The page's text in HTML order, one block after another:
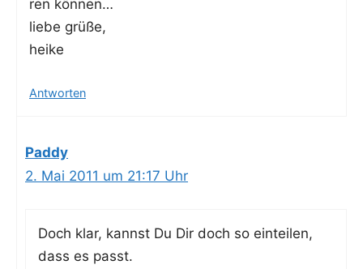
ren können…
lie­be grüße,
heike
Antworten
Paddy
2. Mai 2011 um 21:17 Uhr
Doch klar, kannst Du Dir doch so ein­tei­len,
dass es passt.